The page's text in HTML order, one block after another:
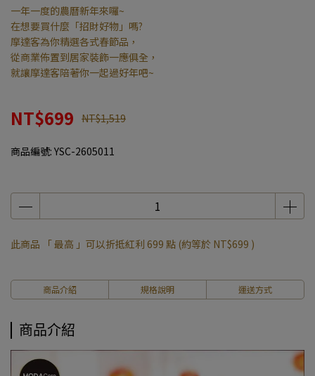
一年一度的農曆新年來囉~
在想要買什麼「招財好物」嗎?
摩達客為你精選各式春節品，
從商業佈置到居家裝飾一應俱全，
就讓摩達客陪著你一起過好年吧~
NT$699 NT$1,519
商品編號: YSC-2605011
此商品 「 最高 」可以折抵紅利 699 點 (約等於 NT$699 )
商品介紹 規格說明 運送方式
商品介紹